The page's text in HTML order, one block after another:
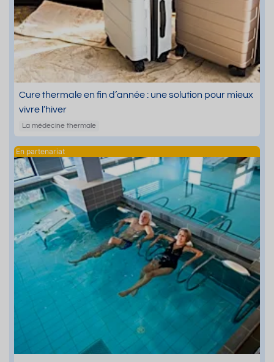
Cure thermale en fin d’année : une solution pour mieux
vivre l’hiver
La médecine thermale